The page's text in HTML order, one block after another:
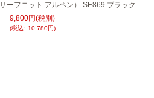
ーフニット アルペン） SE869 ブラック
9,800円(税別)
(税込: 10,780円)